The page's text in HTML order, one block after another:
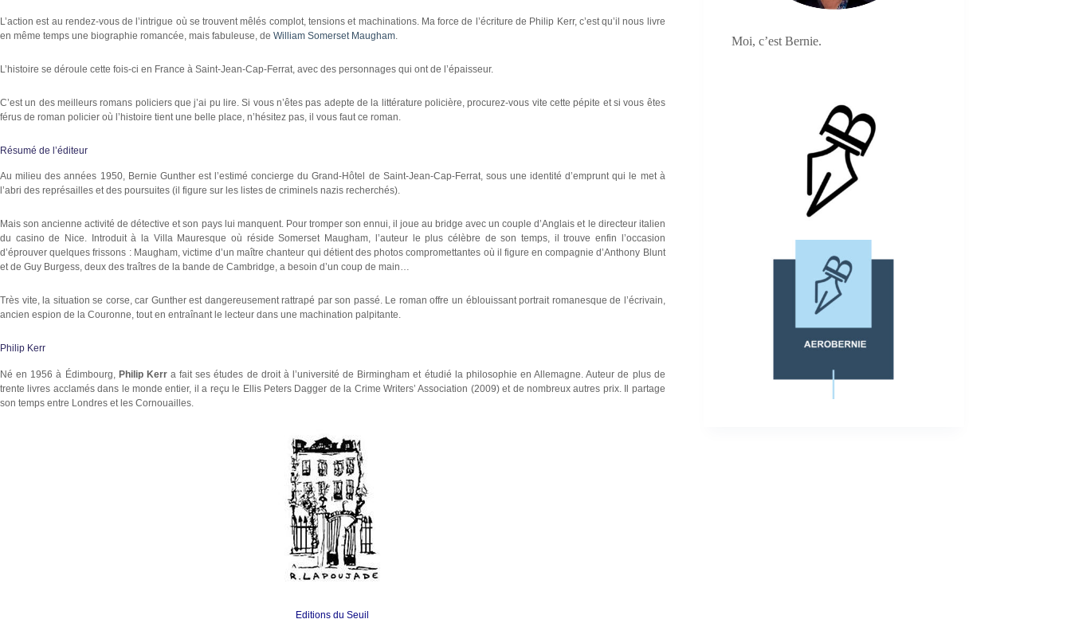
L’action est au rendez-vous de l’intrigue où se trouvent mêlés complot, tensions et machinations. Ma force de l’écriture de Philip Kerr, c’est qu’il nous livre
en même temps une biographie romancée, mais fabuleuse, de William Somerset Maugham
L’histoire se déroule cette fois-ci en France à Saint-Jean-Cap-Ferrat, avec des personnages qui ont de l’épaisseur.
C’est un des meilleurs romans policiers que j’ai pu lire. Si vous n’êtes pas adepte de la littérature policière, procurez-vous vite cette pépite et si vous êtes
férus de roman policier où l’histoire tient une belle place, n’hésitez pas, il vous faut ce roman.
Résumé de l’éditeur
Au milieu des années 1950, Bernie Gunther est l’estimé concierge du Grand-Hôtel de Saint-Jean-Cap-Ferrat, sous une identité d’emprunt qui le met à
l’abri des représailles et des poursuites (il figure sur les listes de criminels nazis recherchés).
Mais son ancienne activité de détective et son pays lui manquent. Pour tromper son ennui, il joue au bridge avec un couple d’Anglais et le directeur italien
du casino de Nice. Introduit à la Villa Mauresque où réside Somerset Maugham, l’auteur le plus célèbre de son temps, il trouve enfin l’occasion
d’éprouver quelques frissons : Maugham, victime d’un maître chanteur qui détient des photos compromettantes où il figure en compagnie d’Anthony Blunt
et de Guy Burgess, deux des traîtres de la bande de Cambridge, a besoin d’un coup de main…
Très vite, la situation se corse, car Gunther est dangereusement rattrapé par son passé. Le roman offre un éblouissant portrait romanesque de l’écrivain,
ancien espion de la Couronne, tout en entraînant le lecteur dans une machination palpitante.
Philip Kerr
Né en 1956 à Édimbourg, Philip Kerra fait ses études de droit à l’université de Birmingham et étudié la philosophie en Allemagne. Auteur de plus de
trente livres acclamés dans le monde entier, il a reçu le Ellis Peters Dagger de la Crime Writers’ Association (2009) et de nombreux autres prix. Il partage
son temps entre Londres et les Cornouailles.
Editions du Seuil
Moi, c’est Bernie.